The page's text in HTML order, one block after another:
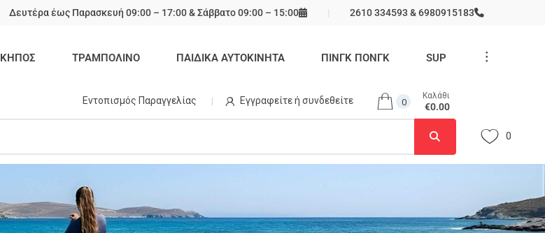
Δευτέρα έως Παρασκευή 09:00 – 17:00 & Σάββατο 09:00 – 15:00 2610 334593 & 6980915183
ΚΗΠΟΣ ΤΡΑΜΠΟΛΙΝΟ ΠΑΙΔΙΚΑ ΑΥΤΟΚΙΝΗΤΑ ΠΙΝΓΚ ΠΟΝΓΚ SUP ...
Εντοπισμός Παραγγελίας Εγγραφείτε ή συνδεθείτε 0
Καλάθι
€0.00
0